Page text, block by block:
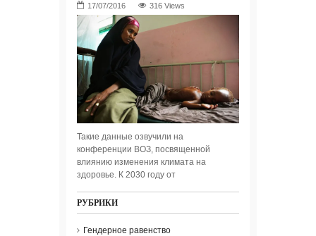
316 Views
Такие данные озвучили на
конференции ВОЗ, посвященной
влиянию изменения климата на
здоровье. К 2030 году от
РУБРИКИ
Гендерное равенство